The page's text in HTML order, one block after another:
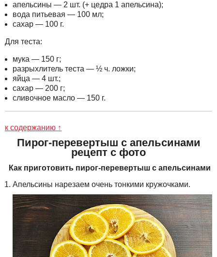
апельсины — 2 шт. (+ цедра 1 апельсина);
вода питьевая — 100 мл;
сахар — 100 г.
Для теста:
мука — 150 г;
разрыхлитель теста — ½ ч. ложки;
яйца — 4 шт.;
сахар — 200 г;
сливочное масло — 150 г.
к содержанию ↑
Пирог-перевертыш с апельсинами
рецепт с фото
Как приготовить пирог-перевертыш с апельсинами
Апельсины нарезаем очень тонкими кружочками.